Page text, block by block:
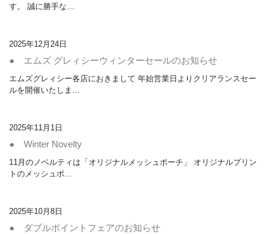
す。 誠に勝手な…
2025年12月24日
● エムズ グレィシーウィンターセールのお知らせ
エムズグレィシー各店におきまして 年始営業日よりクリアランスセー
ルを開催いたしま…
2025年11月1日
● Winter Novelty
11月のノベルティは「オリジナルメッシュポーチ」 オリジナルプリン
トのメッシュポ…
2025年10月8日
● ダブルポイントフェアのお知らせ